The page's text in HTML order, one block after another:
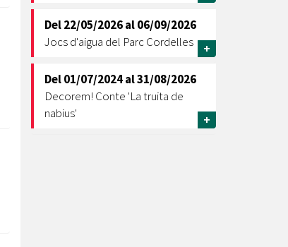
Del22/05/2026al06/09/2026
Jocs d'aigua del Parc Cordelles
+
Del01/07/2024al31/08/2026
Decorem! Conte 'La truita de
nabius'
+